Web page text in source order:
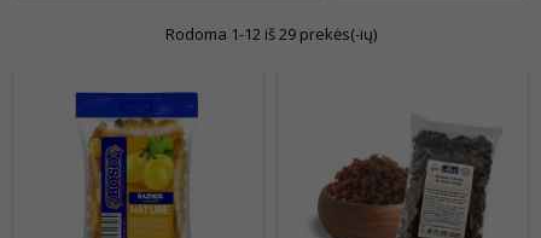
Rodoma 1-12 iš 29 prekės(-ių)